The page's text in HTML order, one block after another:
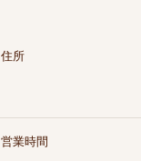
住所
営業時間